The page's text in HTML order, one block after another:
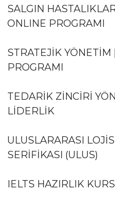
SALGIN
ONLINE PROGRAMI
STRATEJİK YÖNETİM
PROGRAMI
TEDARİK ZİNCİRİ
LİDERLİK
ULUSLARARASI
SERİFİKASI (ULUS)
IELTS HAZIRLIK